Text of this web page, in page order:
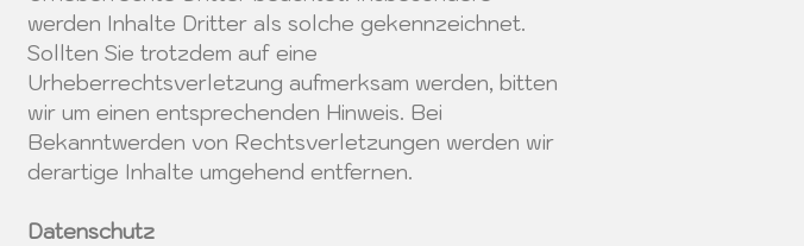
werden Inhalte Dritter als solche gekennzeichnet.
Sollten Sie trotzdem auf eine
Urheberrechtsverletzung aufmerksam werden, bitten
wir um einen entsprechenden Hinweis. Bei
Bekanntwerden von Rechtsverletzungen werden wir
derartige Inhalte umgehend entfernen.
Datenschutz